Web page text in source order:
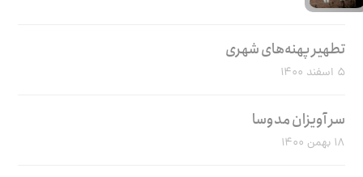
تطهیر پهنه‌های شهری
۵ اسفند ۱۴۰۰
سر آویزان مدوسا
۱۸ بهمن ۱۴۰۰